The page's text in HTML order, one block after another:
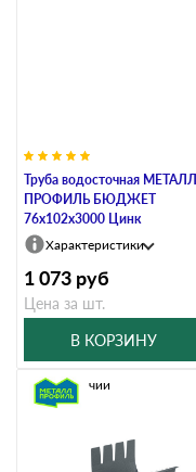
Труба водосточная МЕТАЛЛ
ПРОФИЛЬ БЮДЖЕТ
76х102х3000 Цинк
Характеристики
1 073 руб
Цена за шт.
В КОРЗИНУ
В наличии